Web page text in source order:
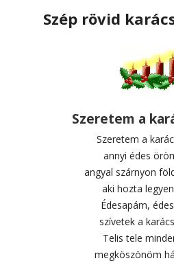
Szép rövid
Szeretem a
Szeretem a
annyi édes
angyal szárnyon
aki hozta
Édesapám,
szívetek a
Telis tele
megköszönöm